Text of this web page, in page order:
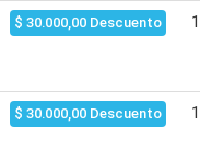
$ 30.000,00 Descuento
$ 30.000,00 Descuento